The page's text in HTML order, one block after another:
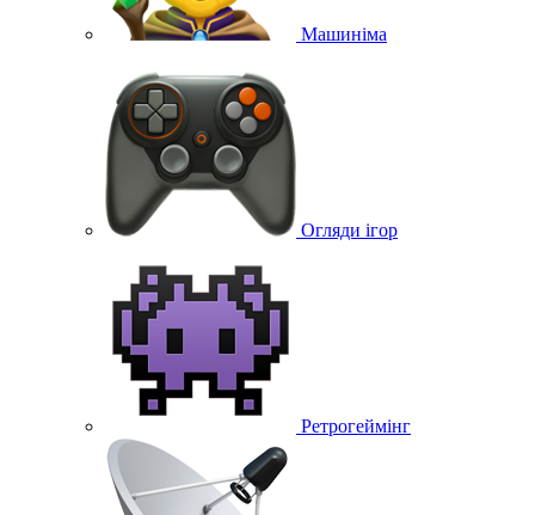
Машиніма
Огляди ігор
Ретрогеймінг